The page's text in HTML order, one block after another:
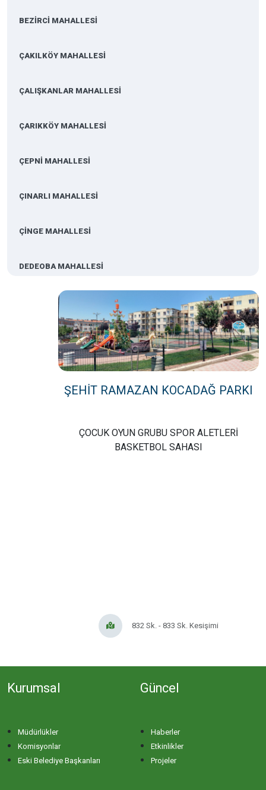
BEZİRCİ MAHALLESİ
ÇAKILKÖY MAHALLESİ
ÇALIŞKANLAR MAHALLESİ
ÇARIKKÖY MAHALLESİ
ÇEPNİ MAHALLESİ
ÇINARLI MAHALLESİ
ÇİNGE MAHALLESİ
DEDEOBA MAHALLESİ
DERE MAHALLESİ
DOĞA MAHALLESİ
DOĞANPINAR MAHALLESİ
ESKİZİRAATLİ MAHALLESİ
GÜNAYDIN MAHALLESİ
HAYDAR ÇAVUŞ MAHALLESİ
ŞEHİT RAMAZAN KOCADAĞ PARKI
ÇOCUK OYUN GRUBU SPOR ALETLERİ
BASKETBOL SAHASI
832 Sk. - 833 Sk. Kesişimi
Kurumsal
Müdürlükler
Komisyonlar
Eski Belediye Başkanları
Güncel
Haberler
Etkinlikler
Projeler